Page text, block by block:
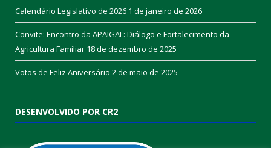
Calendário Legislativo de 2026 1 de janeiro de 2026
Convite: Encontro da APAIGAL: Diálogo e Fortalecimento da
Agricultura Familiar 18 de dezembro de 2025
Votos de Feliz Aniversário 2 de maio de 2025
DESENVOLVIDO POR CR2